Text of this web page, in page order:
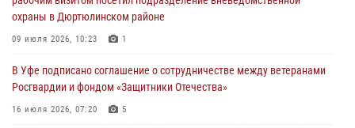
Башкортостана ответил на вопросы граждан
30 июля 2026, 12:54
за преступления против половой неприкосновенности (видео)
29 июля 2026, 12:01
охраны в Дюртюлинском районе
09 июля 2026, 10:23 1
В Уфе подписано соглашение о сотрудничестве между ветеранами
Росгвардии и фондом «Защитники Отечества»
16 июля 2026, 07:20 5